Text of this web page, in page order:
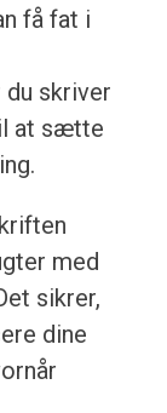
få fat i
du skriver
at sætte
med
sikrer,
dine